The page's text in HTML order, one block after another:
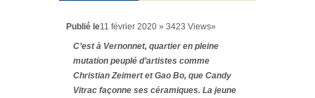
Publié le11 février 2020 » 3423 Views»
C’est à Vernonnet, quartier en pleine
mutation peuplé d’artistes comme
Christian Zeimert et Gao Bo, que Candy
Vitrac façonne ses céramiques. La jeune